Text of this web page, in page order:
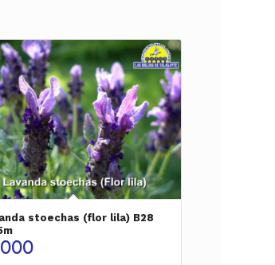
stoechas (flor lila) B28